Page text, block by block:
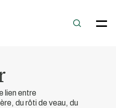
lien entre
du rôti de veau, du